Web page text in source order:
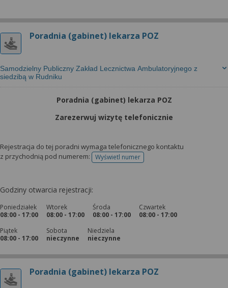
Poradnia (gabinet) lekarza POZ
Samodzielny Publiczny Zakład Lecznictwa Ambulatoryjnego z
siedzibą w Rudniku
Poradnia (gabinet) lekarza POZ
Zarezerwuj wizytę telefonicznie
Rejestracja do tej poradni wymaga telefonicznego kontaktu
z przychodnią pod numerem:
Wyświetl numertelefonu do rejestracji
Godziny otwarcia rejestracji:
Poniedziałek
08:00 - 17:00
Wtorek
08:00 - 17:00
Środa
08:00 - 17:00
Czwartek
08:00 - 17:00
Piątek
08:00 - 17:00
Sobota
nieczynne
Niedziela
nieczynne
Poradnia (gabinet) lekarza POZ